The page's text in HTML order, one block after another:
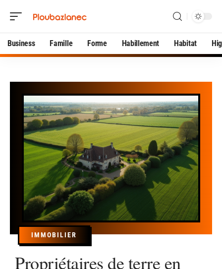
Business Famille Forme Habillement Habitat
IMMOBILIER
Propriétaires de terre en